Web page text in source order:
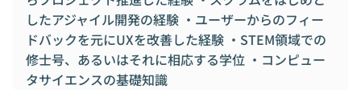
したアジャイル開発の経験 ・ユーザーからのフィー
ドバックを元にUXを改善した経験 ・STEM領域での
修士号、あるいはそれに相応する学位 ・コンピュー
タサイエンスの基礎知識